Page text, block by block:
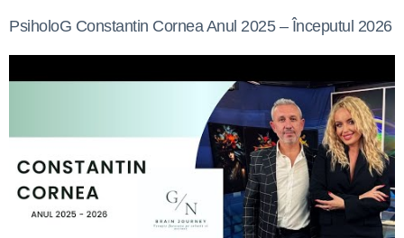
PsiholoG Constantin Cornea Anul 2025 – Începutul 2026